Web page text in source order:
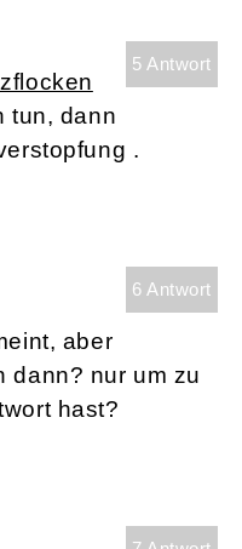
5 Antwort
tun, dann
.
6 Antwort
aber
dann? nur um zu
hast?